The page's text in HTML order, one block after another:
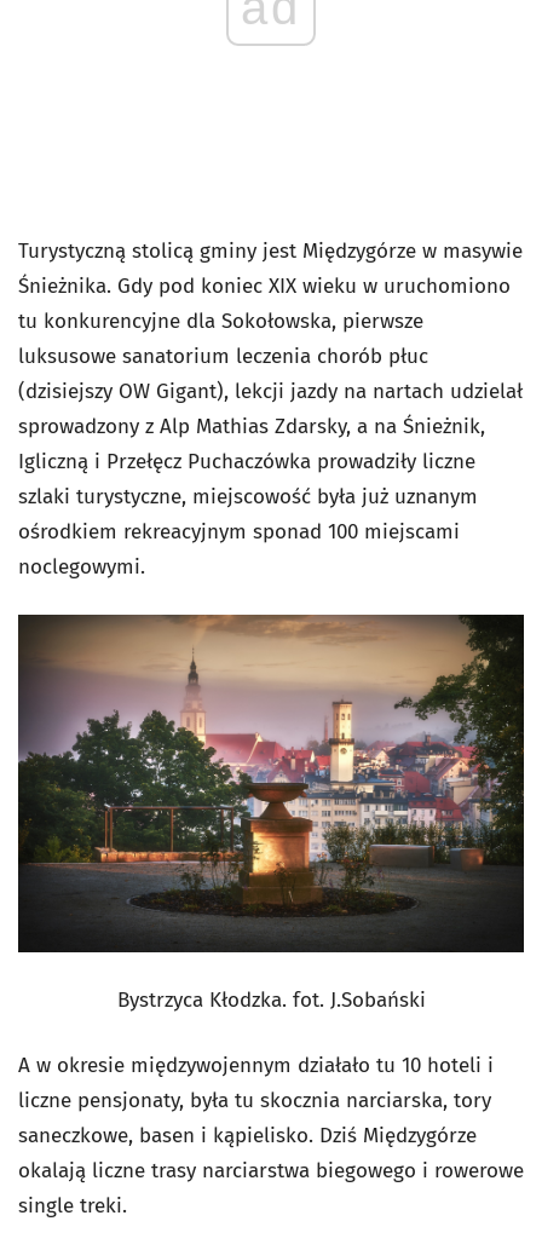
Turystyczną stolicą gminy jest Międzygórze w masywie
Śnieżnika. Gdy pod koniec XIX wieku w uruchomiono
tu konkurencyjne dla Sokołowska, pierwsze
luksusowe sanatorium leczenia chorób płuc
(dzisiejszy OW Gigant), lekcji jazdy na nartach udzielał
sprowadzony z Alp Mathias Zdarsky, a na Śnieżnik,
Igliczną i Przełęcz Puchaczówka prowadziły liczne
szlaki turystyczne, miejscowość była już uznanym
ośrodkiem rekreacyjnym sponad 100 miejscami
noclegowymi.
Bystrzyca Kłodzka. fot. J.Sobański
A w okresie międzywojennym działało tu 10 hoteli i
liczne pensjonaty, była tu skocznia narciarska, tory
saneczkowe, basen i kąpielisko. Dziś Międzygórze
okalają liczne trasy narciarstwa biegowego i rowerowe
single treki.